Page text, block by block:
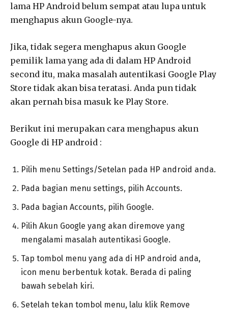
lama HP Android belum sempat atau lupa untuk
menghapus akun Google-nya.
Jika, tidak segera menghapus akun Google
pemilik lama yang ada di dalam HP Android
second itu, maka masalah autentikasi Google Play
Store tidak akan bisa teratasi. Anda pun tidak
akan pernah bisa masuk ke Play Store.
Berikut ini merupakan cara menghapus akun
Google di HP android :
Pilih menu Settings/Setelan pada HP android anda.
Pada bagian menu settings, pilih Accounts.
Pada bagian Accounts, pilih Google.
Pilih Akun Google yang akan diremove yang
mengalami masalah autentikasi Google.
Tap tombol menu yang ada di HP android anda,
icon menu berbentuk kotak. Berada di paling
bawah sebelah kiri.
Setelah tekan tombol menu, lalu klik Remove